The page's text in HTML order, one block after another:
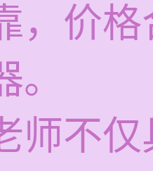
，价
师不